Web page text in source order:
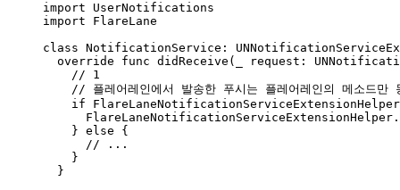
import
UserNotifications
import
FlareLane
class NotificationService :
override
func didReceive (
request:
// 1
// 플레어레인에서 발송한 푸시는 플레어레인의 메소드만
if
FlareLaneNotificationServiceExtensionHelper.
} else
{
// ...
}
}